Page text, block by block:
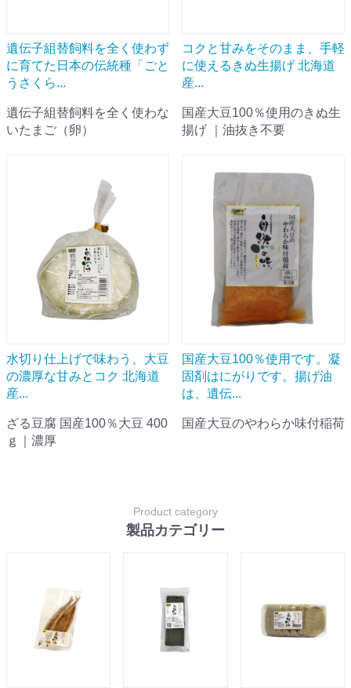
遺伝子組替飼料を全く使わず
に育てた日本の伝統種「ごと
うさくら...
遺伝子組替飼料を全く使わな
いたまご（卵）
コクと甘みをそのまま、手軽
に使えるきぬ生揚げ 北海道
産...
国産大豆100％使用のきぬ生
揚げ ｜油抜き不要
水切り仕上げで味わう、大豆
の濃厚な甘みとコク 北海道
産...
ざる豆腐 国産100％大豆 400
ｇ｜濃厚
国産大豆100％使用です。凝
固剤はにがりです。揚げ油
は、遺伝...
国産大豆のやわらか味付稲荷
Product category
製品カテゴリー